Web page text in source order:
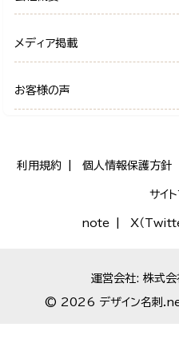
メディア掲載
お客様の声
利用規約 個人情報保護方針
サイ
note X（
運営会社: 株式会
© 2026 デザイン名刺